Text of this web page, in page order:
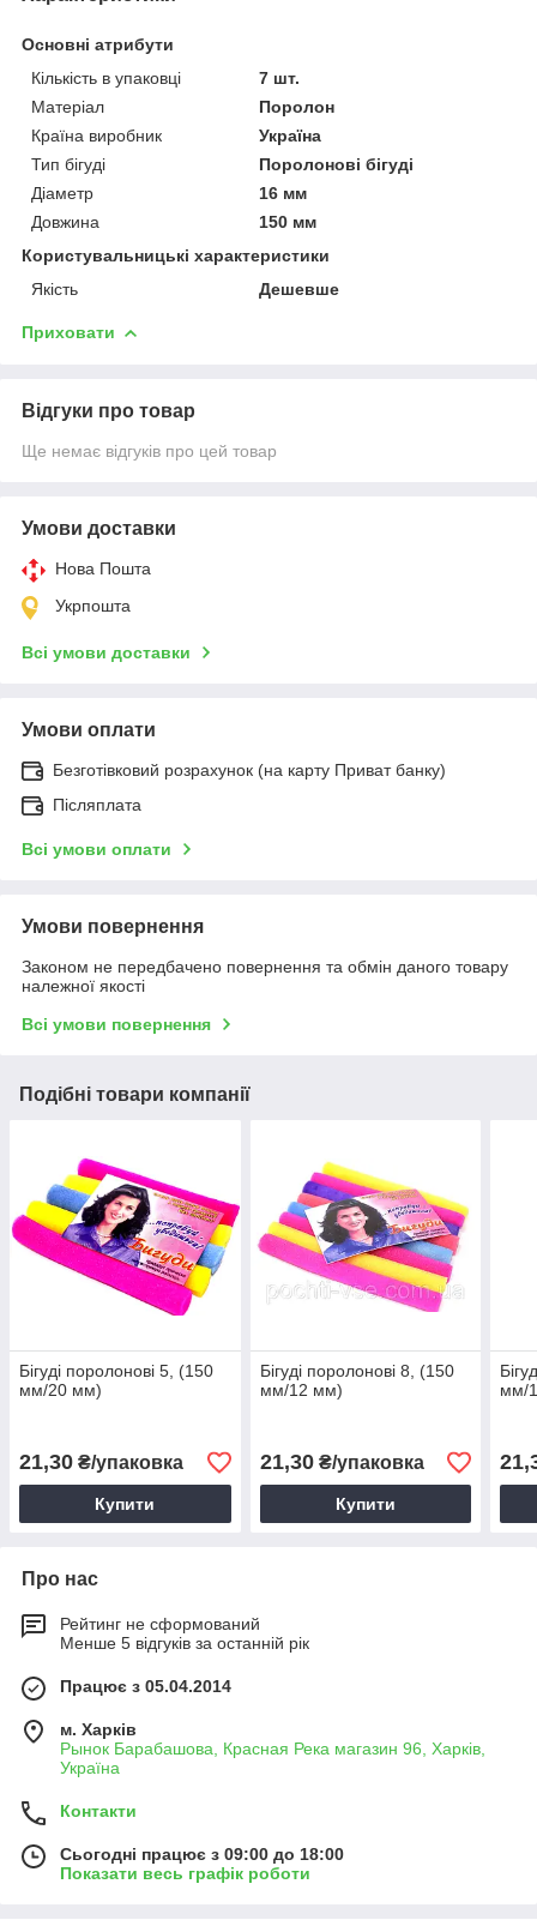
Основні атрибути
Кількість в упаковці
7 шт.
Матеріал
Поролон
Країна виробник
Україна
Тип бігуді
Поролонові бігуді
Діаметр
16 мм
Довжина
150 мм
Користувальницькі характеристики
Якість
Дешевше
Приховати
Відгуки про товар
Ще немає відгуків про цей товар
Умови доставки
Нова Пошта
Укрпошта
Всі умови доставки
Умови оплати
Безготівковий розрахунок (на карту Приват банку)
Післяплата
Всі умови оплати
Умови повернення
Законом не передбачено повернення та обмін даного товару
належної якості
Всі умови повернення
Подібні товари компанії
Бігуді поролонові 5, (150
мм/20 мм)
21,30 ₴/упаковка
Купити
Бігуді поролонові 8, (150
мм/12 мм)
21,30₴/упаковка
Купити
мм/
Про нас
Рейтинг не сформований
Менше 5 відгуків за останній рік
Працює з 05.04.2014
м. Харків
Рынок Барабашова, Красная Река магазин 96, Харків,
Україна
Контакти
Сьогодні працює з 09:00 до 18:00
Показати весь графік роботи